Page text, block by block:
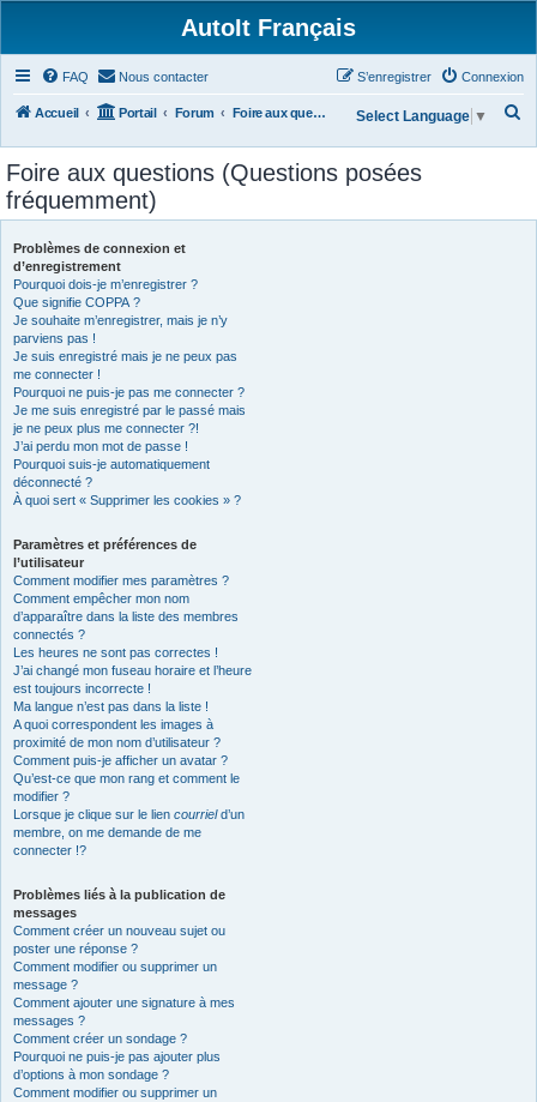
AutoIt Français
FAQ Nous contacter Connexion
S’enregistrer
Accueil Portail Forum Foire aux questions (Questions posées fréquemment) Select Language ▼
Foire aux questions (Questions posées
fréquemment)
Problèmes de connexion et
d’enregistrement
Pourquoi dois-je m’enregistrer ?
Que signifie COPPA ?
Je souhaite m’enregistrer, mais je n’y
parviens pas !
Je suis enregistré mais je ne peux pas
me connecter !
Pourquoi ne puis-je pas me connecter ?
Je me suis enregistré par le passé mais
je ne peux plus me connecter ?!
J’ai perdu mon mot de passe !
Pourquoi suis-je automatiquement
déconnecté ?
À quoi sert « Supprimer les cookies » ?
Paramètres et préférences de
l’utilisateur
Comment modifier mes paramètres ?
Comment empêcher mon nom
d’apparaître dans la liste des membres
connectés ?
Les heures ne sont pas correctes !
J’ai changé mon fuseau horaire et l’heure
est toujours incorrecte !
Ma langue n’est pas dans la liste !
A quoi correspondent les images à
proximité de mon nom d’utilisateur ?
Comment puis-je afficher un avatar ?
Qu’est-ce que mon rang et comment le
modifier ?
Lorsque je clique sur le lien courrield’un
membre, on me demande de me
connecter !?
Problèmes liés à la publication de
messages
Comment créer un nouveau sujet ou
poster une réponse ?
Comment modifier ou supprimer un
message ?
Comment ajouter une signature à mes
messages ?
Comment créer un sondage ?
Pourquoi ne puis-je pas ajouter plus
d’options à mon sondage ?
Comment modifier ou supprimer un